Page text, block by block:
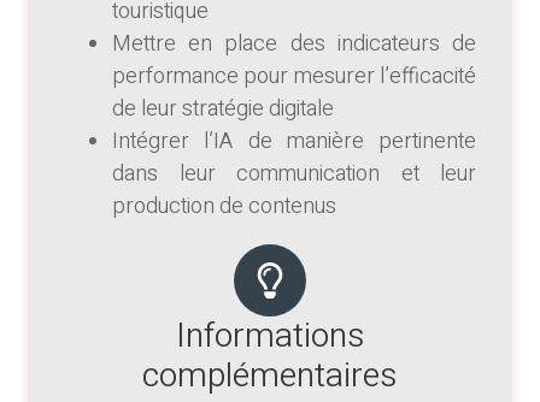
touristique
Mettre en place des indicateurs de
performance pour mesurer l’efficacité
de leur stratégie digitale
Intégrer l’IA de manière pertinente
dans leur communication et leur
production de contenus
Informations
complémentaires